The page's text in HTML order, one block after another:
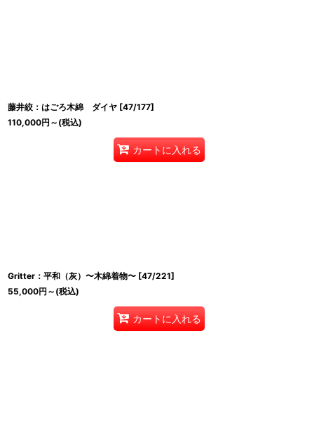
藤井絞：はごろ木綿 ダイヤ [47/177]
110,000円 ～ (税込)
カートに入れる
Gritter：平和（灰）〜木綿着物〜 [47/221]
55,000円 ～ (税込)
カートに入れる